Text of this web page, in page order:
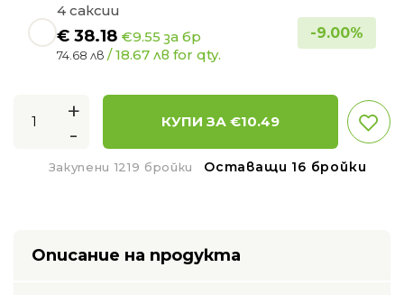
4 саксии
€ 38.18 €9.55 за бр
74.68 лв / 18.67 лв for qty.
-9.00%
+
-
КУПИ ЗА €10.49
Закупени 1219 бройки Оставащи 16 бройки
Описание на продукта